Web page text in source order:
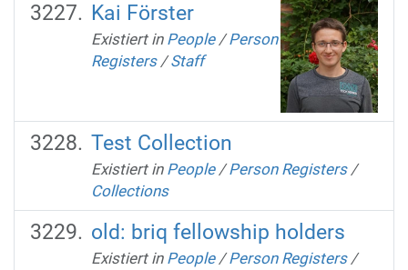
Kai Förster
Existiert in People /Person
Registers /Staff
Test Collection
Existiert in People /Person Registers /
Collections
old: briq fellowship holders
Existiert in People /Person Registers /